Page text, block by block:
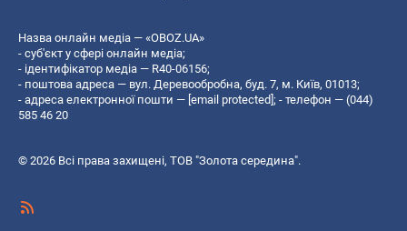
Назва онлайн медіа — «OBOZ.UA»
- суб'єкт у сфері онлайн медіа;
- ідентифікатор медіа — R40-06156;
- поштова адреса — вул. Деревообробна, буд. 7, м. Київ, 01013;
- адреса електронної пошти — [email protected] ; - телефон — (044)
585 46 20
© 2026 Всі права захищені, ТОВ "Золота середина".